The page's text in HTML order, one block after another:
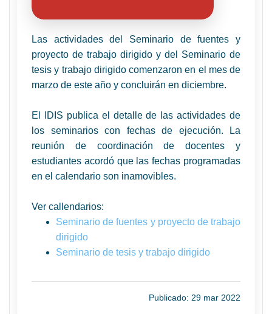
Las actividades del Seminario de fuentes y
proyecto de trabajo dirigido y del Seminario de
tesis y trabajo dirigido comenzaron en el mes de
marzo de este año y concluirán en diciembre.
El IDIS publica el detalle de las actividades de
los seminarios con fechas de ejecución. La
reunión de coordinación de docentes y
estudiantes acordó que las fechas programadas
en el calendario son inamovibles.
Ver callendarios:
Seminario de fuentes y proyecto de trabajo
dirigido
Seminario de tesis y trabajo dirigido
Publicado: 29 mar 2022